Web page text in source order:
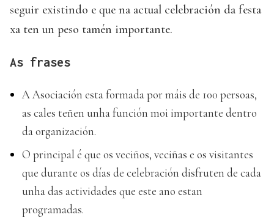
seguir existindo e que na actual celebración da festa
xa ten un peso tamén importante.
As frases
A Asociación esta formada por máis de 100 persoas,
as cales teñen unha función moi importante dentro
da organización.
O principal é que os veciños, veciñas e os visitantes
que durante os días de celebración disfruten de cada
unha das actividades que este ano estan
programadas.